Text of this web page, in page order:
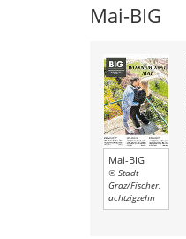
Mai-BIG
Mai-BIG
© Stadt
Graz/Fischer,
achtzigzehn